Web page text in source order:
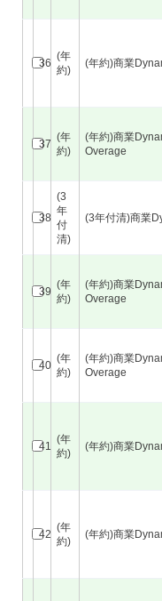
36
(年
約)
(年約)商業
37
(年
約)
(年約)商業
Overage
38
(3
年
付
清)
(3年付清)商業
39
(年
約)
(年約)商業
Overage
40
(年
約)
(年約)商業
Overage
41
(年
約)
(年約)商業
42
(年
約)
(年約)商業